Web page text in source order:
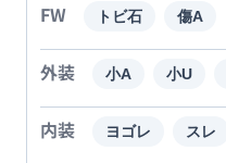
FW トビ石 傷A
外装 小A 小U
内装 ヨゴレ スレ